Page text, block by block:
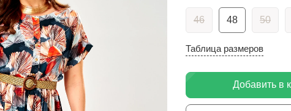
46 48 50
Таблица размеров
Добавить в